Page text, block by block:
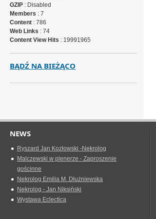
GZIP : Disabled
Members : 7
Content : 786
Web Links : 74
Content View Hits : 19991965
BĄDŹ NA BIEŻĄCO
NEWS
Ryszard Jan Kozłowski -Nekrolog
Malczewski w plenerze - Zaproszenie
gościnne
Nekrolog Emilia M. Dłużniewska
Nekrolog - Jan Niksiński
Wystawa Eclectica